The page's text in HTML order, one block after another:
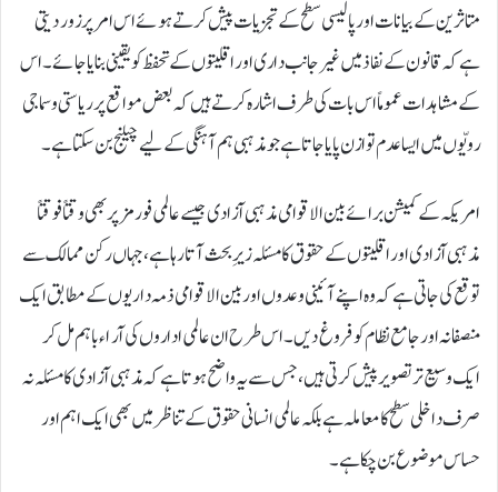
متاثرین کے بیانات اور پالیسی سطح کے تجزیات پیش کرتے ہوئے اس امر پر زور دیتی
ہے کہ قانون کے نفاذ میں غیر جانب داری اور اقلیتوں کے تحفظ کو یقینی بنایا جائے۔ اس
کے مشاہدات عموماً اس بات کی طرف اشارہ کرتے ہیں کہ بعض مواقع پر ریاستی و سماجی
رویّوں میں ایسا عدم توازن پایا جاتا ہے جو مذہبی ہم آہنگی کے لیے چیلنج بن سکتا ہے۔
امریکہ کے کمیشن برائے بین الاقوامی مذہبی آزادی جیسے عالمی فورمز پر بھی وقتاً فوقتاً
مذہبی آزادی اور اقلیتوں کے حقوق کا مسئلہ زیرِ بحث آتا رہا ہے، جہاں رکن ممالک سے
توقع کی جاتی ہے کہ وہ اپنے آئینی وعدوں اور بین الاقوامی ذمہ داریوں کے مطابق ایک
منصفانہ اور جامع نظام کو فروغ دیں۔ اس طرح ان عالمی اداروں کی آراء باہم مل کر
ایک وسیع تر تصویر پیش کرتی ہیں، جس سے یہ واضح ہوتا ہے کہ مذہبی آزادی کا مسئلہ نہ
صرف داخلی سطح کا معاملہ ہے بلکہ عالمی انسانی حقوق کے تناظر میں بھی ایک اہم اور
حساس موضوع بن چکا ہے۔